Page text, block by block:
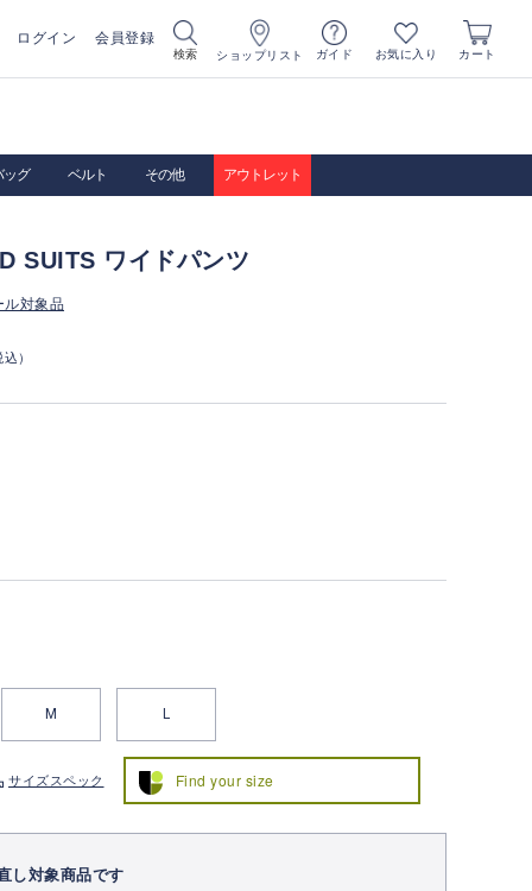
ログイン 会員登録
検索 ショップリスト ガイド お気に入り カート
ッグ ベルト その他 アウトレット
SUITS ワイドパンツ
ル対象品
）
M L
サイズスペック Find your size
し対象商品です